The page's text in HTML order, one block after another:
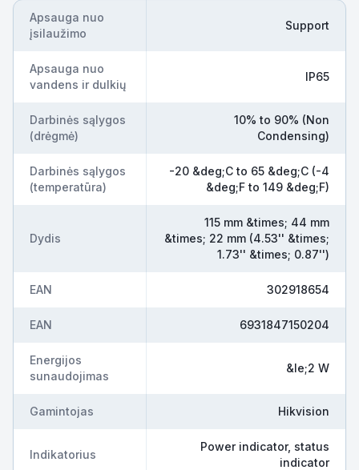
Apsauga nuo
įsilaužimo
Support
Apsauga nuo
vandens ir dulkių
IP65
Darbinės sąlygos
(drėgmė)
10% to 90% (Non
Condensing)
Darbinės sąlygos
(temperatūra)
-20 &deg;C to 65 &deg;C (-4
&deg;F to 149 &deg;F)
Dydis
115 mm &times; 44 mm
&times; 22 mm (4.53'' &times;
1.73'' &times; 0.87'')
EAN 302918654
EAN 6931847150204
Energijos
sunaudojimas
&le;2 W
Gamintojas Hikvision
Indikatorius
Power indicator, status
indicator